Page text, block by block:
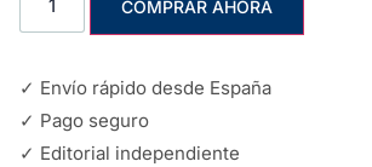
COMPRAR AHORA
✓ Envío rápido desde España
✓ Pago seguro
✓ Editorial independiente